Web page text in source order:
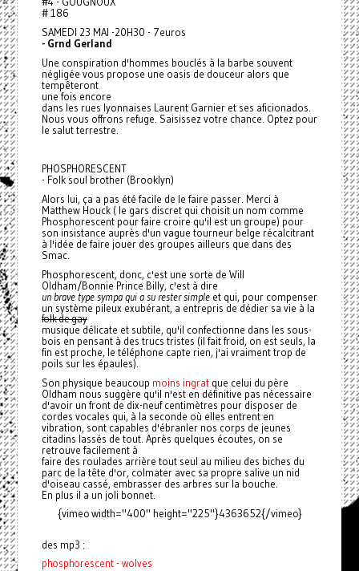
# 186
SAMEDI 23 MAI -20H30 - 7euros
- Grnd Gerland
Une conspiration d'hommes bouclés à la barbe souvent
négligée vous propose une oasis de douceur alors que
tempêteront
une fois encore
dans les rues lyonnaises Laurent Garnier et ses aficionados.
Nous vous offrons refuge. Saisissez votre chance. Optez pour
le salut terrestre.
PHOSPHORESCENT
- Folk soul brother (Brooklyn)
Alors lui, ça a pas été facile de le faire passer. Merci à
Matthew Houck ( le gars discret qui choisit un nom comme
Phosphorescent pour faire croire qu'il est un groupe) pour
son insistance auprès d'un vague tourneur belge récalcitrant
à l'idée de faire jouer des groupes ailleurs que dans des
Smac.
Phosphorescent, donc, c'est une sorte de Will
Oldham/Bonnie Prince Billy, c'est à dire
un brave type sympa qui a su rester simpleet qui, pour compenser
un système pileux exubérant, a entrepris de dédier sa vie à la
folk de gay
musique délicate et subtile, qu'il confectionne dans les sous-
bois en pensant à des trucs tristes (il fait froid, on est seuls, la
fin est proche, le téléphone capte rien, j'ai vraiment trop de
poils sur les épaules).
Son physique beaucoup moins ingratque celui du père
Oldham nous suggère qu'il n'est en définitive pas nécessaire
d'avoir un front de dix-neuf centimètres pour disposer de
cordes vocales qui, à la seconde où elles entrent en
vibration, sont capables d'ébranler nos corps de jeunes
citadins lassés de tout. Après quelques écoutes, on se
retrouve facilement à
faire des roulades arrière tout seul au milieu des biches du
parc de la tête d'or, colmater avec sa propre salive un nid
d'oiseau cassé, embrasser des arbres sur la bouche.
En plus il a un joli bonnet.
{vimeo width="400" height="225"}4363652{/vimeo}
des mp3 :
phosphorescent - wolves